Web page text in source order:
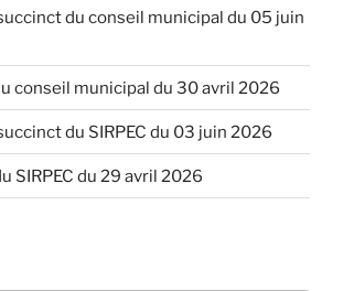
du conseil municipal du 05 juin
conseil municipal du 30 avril 2026
du SIRPEC du 03 juin 2026
SIRPEC du 29 avril 2026